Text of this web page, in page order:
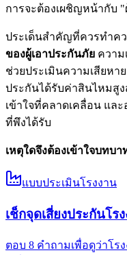
การจะต้องเผชิญหน้ากับ "
ประเด็นสำคัญที่ควรทำคว
ของผู้เอาประกันภัย ความ
ช่วยประเมินความเสียหา
ประกันได้รับค่าสินไหมสูง
เข้าใจที่คลาดเคลื่อน แล
ที่พึงได้รับ
เหตุใดจึงต้องเข้าใจบทบ
แบบประเมินโรงงาน
เช็กจุดเสี่ยงประกันโร
ตอบ 8 คำถามเพื่อดูว่าโร